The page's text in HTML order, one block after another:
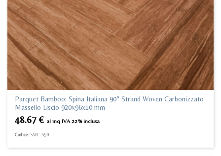
Parquet Bamboo: Spina Italiana 90° Strand Woven Carbonizzato
Massello Liscio 920x96x10 mm
48.67 € al mq IVA 22% inclusa
Codice: SWC-S90